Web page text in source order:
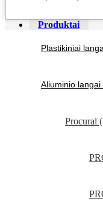
Produktai
Plastikiniai
Aliuminio langai
Procural